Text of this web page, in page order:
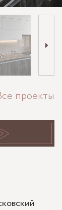
проекты